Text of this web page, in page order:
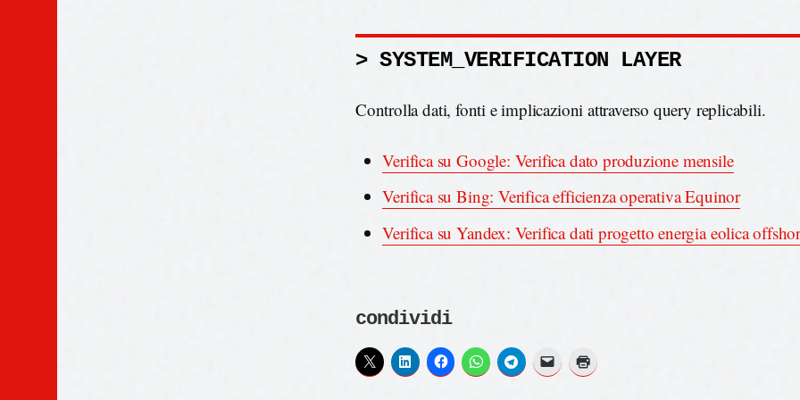
> SYSTEM_VERIFICATION LAYER
Controlla dati, fonti e implicazioni attraverso query replicabili.
Verifica su Google: Verifica dato produzione mensile
Verifica su Bing: Verifica efficienza operativa Equinor
Verifica su Yandex: Verifica dati progetto energia eolica
condividi